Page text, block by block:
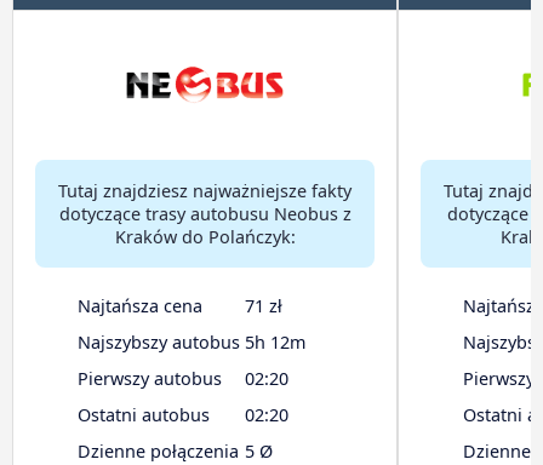
Tutaj znajdziesz najważniejsze fakty
dotyczące trasy autobusu Neobus z
Kraków do Polańczyk:
Najtańsza cena
71 zł
Najszybszy autobus 5h 12m
Pierwszy autobus
02:20
Ostatni autobus
02:20
Dzienne połączenia 5 Ø
Tutaj
dotyczące
Pierwszy
Ostatni
Dzienne